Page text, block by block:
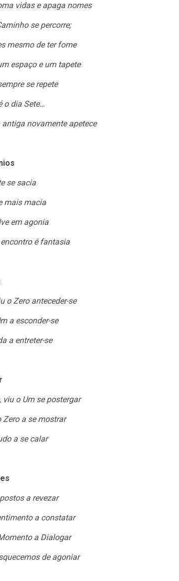
vidas e apaga nomes
se percorre;
mesmo de ter fome
espaço e um tapete
se repete
o dia Sete…
novamente apetece
se sacia
mais macia
em agonia
é fantasia
o Zero anteceder-se
a esconder-se
a entreter-se
o Um se postergar
Zero a se mostrar
a se calar
a revezar
a constatar
a Dialogar
de agoniar